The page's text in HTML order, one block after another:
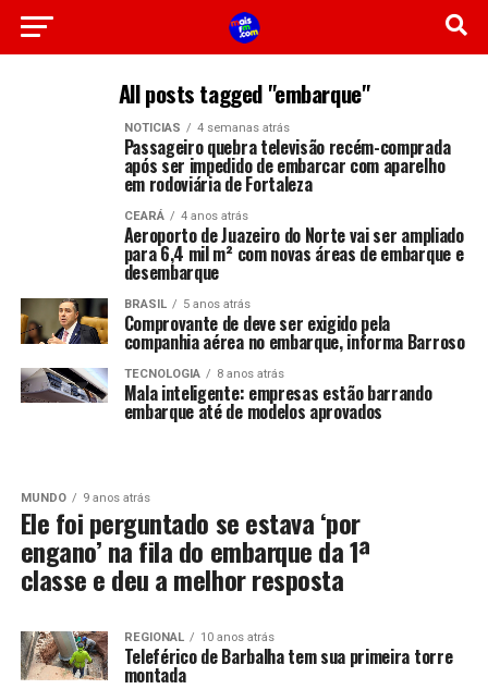
All posts tagged "embarque"
NOTICIAS 4 semanas atrás
Passageiro quebra televisão recém-comprada
após ser impedido de embarcar com aparelho
em rodoviária de Fortaleza
CEARÁ 4 anos atrás
Aeroporto de Juazeiro do Norte vai ser ampliado
para 6,4 mil m² com novas áreas de embarque e
desembarque
BRASIL 5 anos atrás
Comprovante de deve ser exigido pela
companhia aérea no embarque, informa Barroso
TECNOLOGIA 8 anos atrás
Mala inteligente: empresas estão barrando
embarque até de modelos aprovados
MUNDO 9 anos atrás
Ele foi perguntado se estava ‘por
engano’ na fila do embarque da 1ª
classe e deu a melhor resposta
REGIONAL 10 anos atrás
Teleférico de Barbalha tem sua primeira torre
montada